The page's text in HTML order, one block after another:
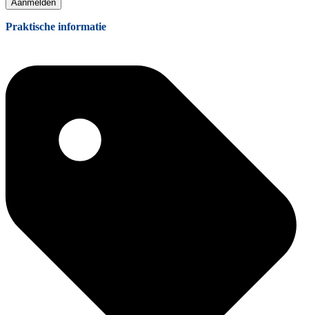
Aanmelden
Praktische informatie